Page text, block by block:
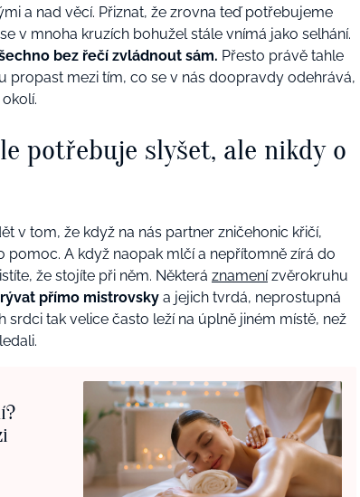
a nad věcí. Přiznat, že zrovna teď potřebujeme
v mnoha kruzích bohužel stále vnímá jako selhání.
bez řečí zvládnout sám. Přesto právě tahle
propast mezi tím, co se v nás doopravdy odehrává,
potřebuje slyšet, ale nikdy o
v tom, že když na nás partner zničehonic křičí,
pomoc. A když naopak mlčí a nepřítomně zírá do
že stojíte při něm. Některá znamenízvěrokruhu
přímo mistrovsky a jejich tvrdá, neprostupná
srdci tak velice často leží na úplně jiném místě, než